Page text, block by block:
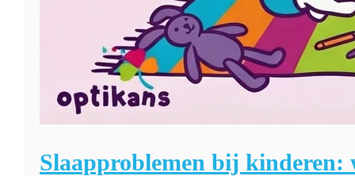
Slaapproblemen bij kinderen: